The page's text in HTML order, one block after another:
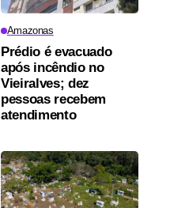
Amazonas
Prédio é evacuado
após incêndio no
Vieiralves; dez
pessoas recebem
atendimento